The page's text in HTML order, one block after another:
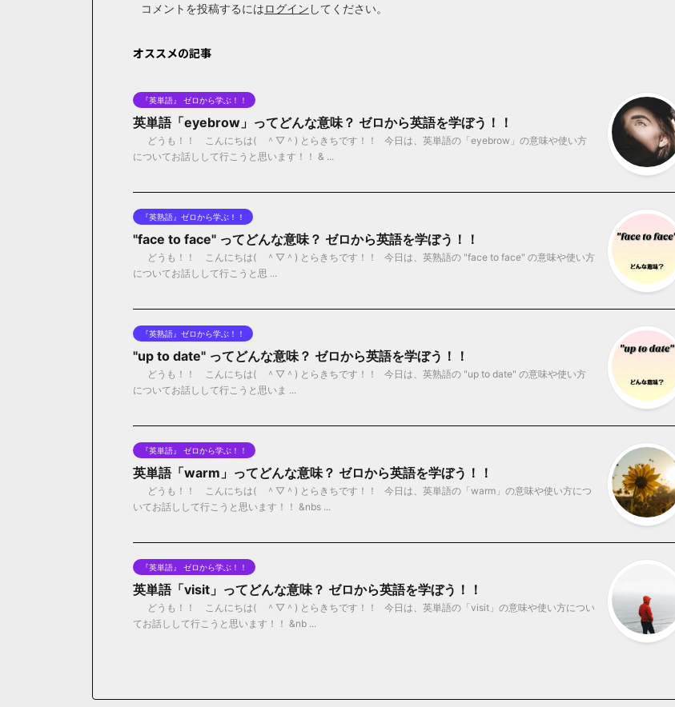
コメントを投稿するにはログイン してください。
オススメの記事
『英単語』 ゼロから学ぶ！！
英単語「eyebrow」ってどんな意味？ ゼロから英語を学ぼう！！
どうも！！ こんにちは( ＾▽＾) とらきちです！！ 今日は、英単語の「eyebrow」の意味や使い方
についてお話しして行こうと思います！！ & ...
『英熟語』ゼロから学ぶ！！
"face to face" ってどんな意味？ ゼロから英語を学ぼう！！
どうも！！ こんにちは( ＾▽＾) とらきちです！！ 今日は、英熟語の "face to face" の意味や使い方
についてお話しして行こうと思 ...
『英熟語』ゼロから学ぶ！！
"up to date" ってどんな意味？ ゼロから英語を学ぼう！！
どうも！！ こんにちは( ＾▽＾) とらきちです！！ 今日は、英熟語の "up to date" の意味や使い方
についてお話しして行こうと思いま ...
『英単語』 ゼロから学ぶ！！
英単語「warm」ってどんな意味？ ゼロから英語を学ぼう！！
どうも！！ こんにちは( ＾▽＾) とらきちです！！ 今日は、英単語の「warm」の意味や使い方につ
いてお話しして行こうと思います！！ &nbs ...
『英単語』 ゼロから学ぶ！！
英単語「visit」ってどんな意味？ ゼロから英語を学ぼう！！
どうも！！ こんにちは( ＾▽＾) とらきちです！！ 今日は、英単語の「visit」の意味や使い方につい
てお話しして行こうと思います！！ &nb ...